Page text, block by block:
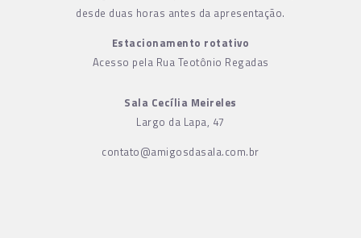
desde duas horas antes da apresentação.
Estacionamento rotativo
Acesso pela Rua Teotônio Regadas
Sala Cecília Meireles
Largo da Lapa, 47
contato@amigosdasala.com.br